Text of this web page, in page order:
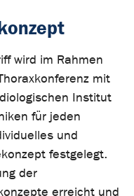
wird im Rahmen
mit
Institut
für jeden
und
festgelegt.
der
erreicht und